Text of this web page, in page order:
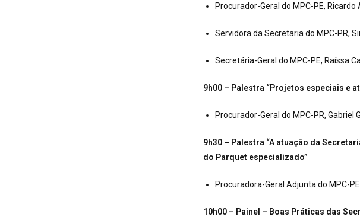
Procurador-Geral do MPC-PE,
Servidora da Secretaria do MPC-PR,
Secretária-Geral do MPC-PE, Raíssa
9h00 – Palestra “Projetos especiais e
Procurador-Geral do MPC-PR, Gabriel
9h30 – Palestra “A atuação da
do Parquet especializado”
Procuradora-Geral Adjunta do MPC-
10h00 – Painel – Boas Práticas das